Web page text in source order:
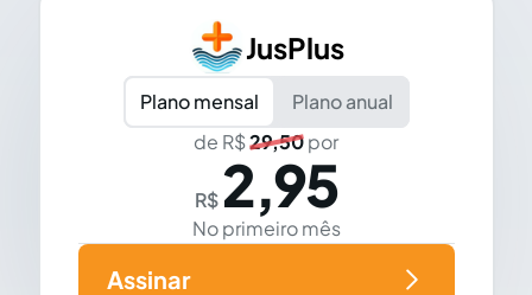
JusPlus
Plano mensal
Plano anual
de R$29,50por
R$ 2,95
No primeiro mês
Assinar